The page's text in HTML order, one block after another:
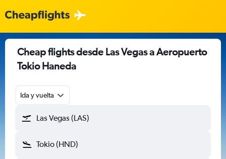
Cheap flights desde Las Vegas a Aeropuerto
Tokio Haneda
Ida y vuelta
Las Vegas (LAS)
Tokio (HND)